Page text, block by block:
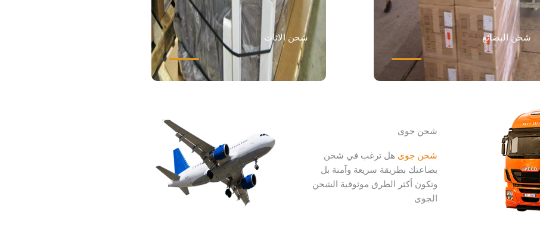
شحن البضائع شحن الاثاث
شحن جوى
شحن جوى هل ترغب في شحن
بضاعتك بطريقة سريعة وآمنة بل
وتكون أكثر الطرق موثوقية الشحن
الجوى